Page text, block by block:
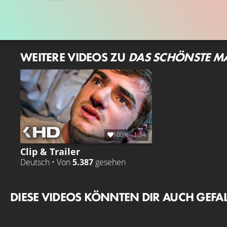
WEITERE VIDEOS ZU DAS SCHÖNSTE
100% 1:34
Clip & Trailer
Deutsch • Von 5.387 gesehen
DIESE VIDEOS KÖNNTEN DIR AUCH